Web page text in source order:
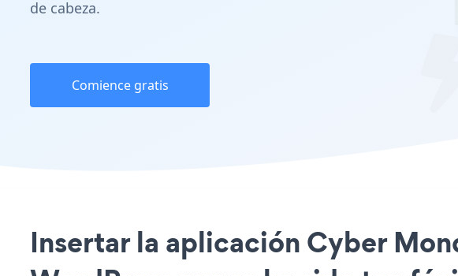
de cabeza.
Comience gratis
Insertar la aplicación Cyber